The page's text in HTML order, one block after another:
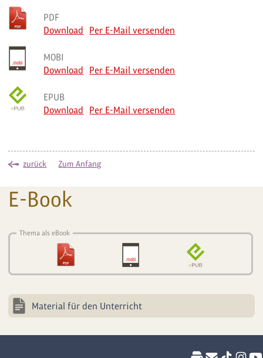
PDF
Download
Per E-Mail versenden
MOBI
Download
Per E-Mail versenden
EPUB
Download
Per E-Mail versenden
zurück Zum Anfang
E-Book
Thema als eBook
Material für den Unterricht